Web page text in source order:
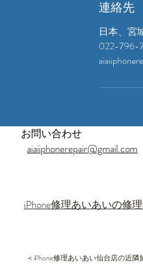
連絡先
日本、宮
022-796-
お問い合わせ
aiaiiphonerepair@gmail.com
​iPhone修理あいあいの修
＜iPhone修理あいあい仙台店の近隣